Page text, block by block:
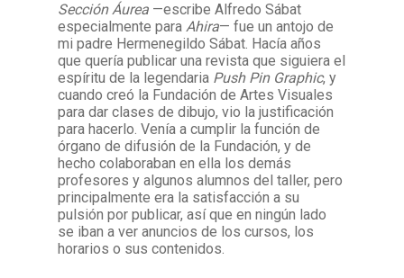
Facebook
Instagram
Twitter
Mail
Sección Áurea —escribe Alfredo Sábat
especialmente paraAhira— fue un antojo de
mi padre Hermenegildo Sábat. Hacía años
que quería publicar una revista que siguiera el
espíritu de la legendaria Push Pin Graphic, y
cuando creó la Fundación de Artes Visuales
para dar clases de dibujo, vio la justificación
para hacerlo. Venía a cumplir la función de
órgano de difusión de la Fundación, y de
hecho colaboraban en ella los demás
profesores y algunos alumnos del taller, pero
principalmente era la satisfacción a su
pulsión por publicar, así que en ningún lado
se iban a ver anuncios de los cursos, los
horarios o sus contenidos.